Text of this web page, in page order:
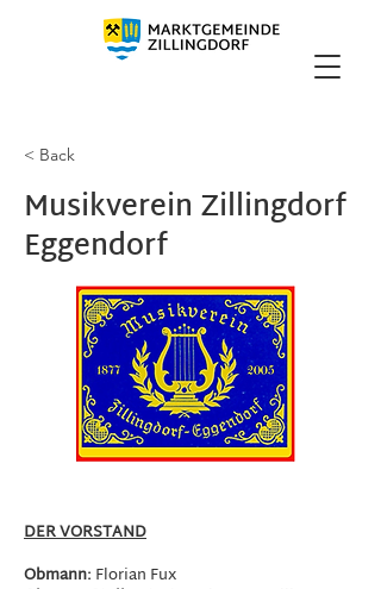
< Back
Musikverein Zillingdorf
Eggendorf
DER VORSTAND
Obmann: Florian Fux